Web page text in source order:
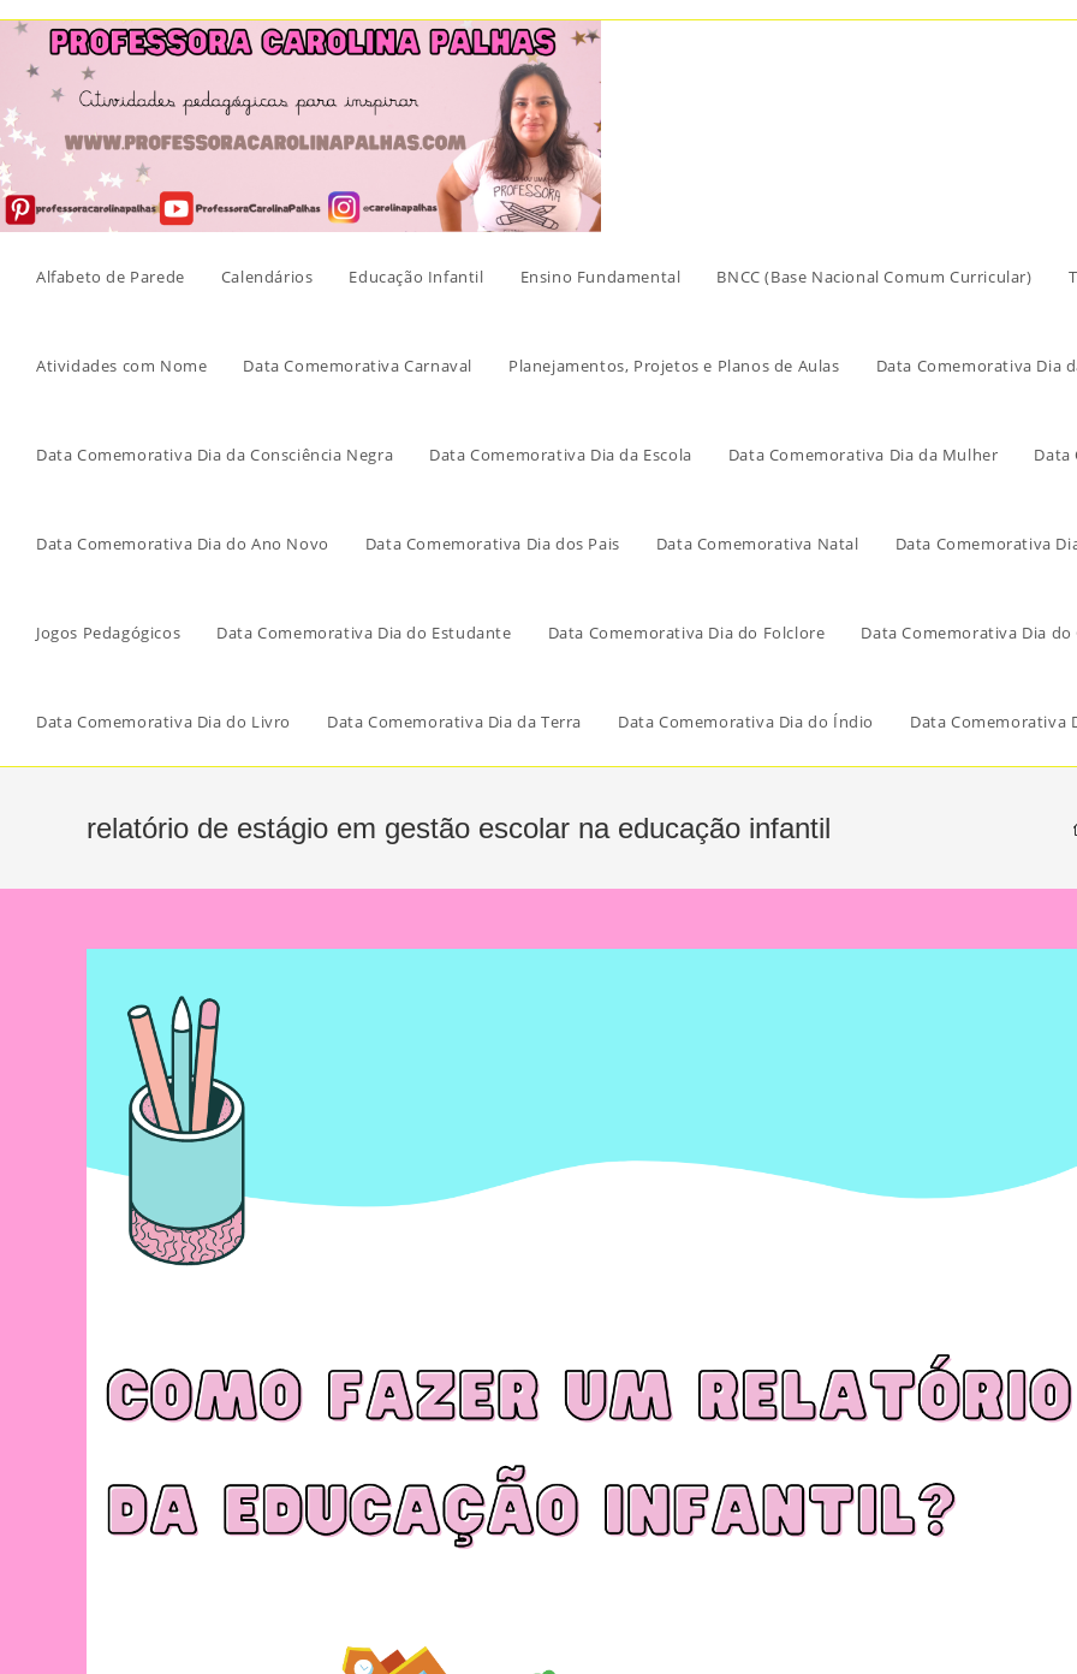
Skip
content
Alfabeto de Parede Calendários Educação Infantil Ensino Fundamental BNCC (Base Nacional Comum Curricular)
Atividades com Nome Data Comemorativa Carnaval Planejamentos, Projetos e Planos de Aulas Data Comemorativa Dia
Data Comemorativa Dia da Consciência Negra Data Comemorativa Dia da Escola Data Comemorativa Dia da Mulher Data
Data Comemorativa Dia do Ano Novo Data Comemorativa Dia dos Pais Data Comemorativa Natal Data Comemorativa
Jogos Pedagógicos Data Comemorativa Dia do Estudante Data Comemorativa Dia do Folclore Data Comemorativa Dia do
Data Comemorativa Dia do Livro Data Comemorativa Dia da Terra Data Comemorativa Dia do Índio Data Comemorativa
relatório de estágio em gestão escolar na educação infantil